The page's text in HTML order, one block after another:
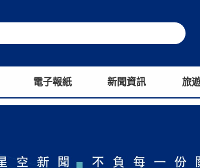
電子報紙 新聞資訊 旅